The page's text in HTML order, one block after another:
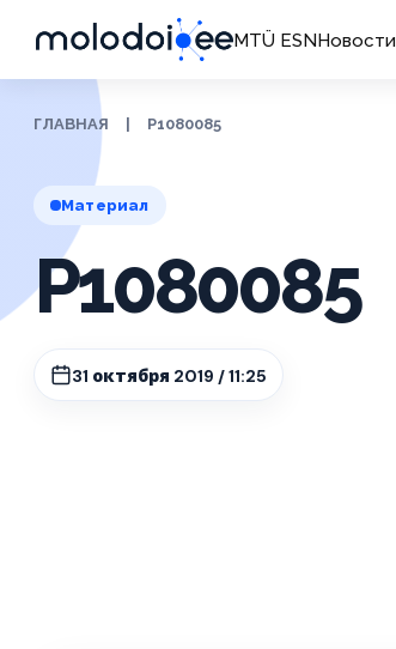
MTÜ ESNНовости
ГЛАВНАЯ P1080085
Материал
P1080085
31 октября 2019 / 11:25